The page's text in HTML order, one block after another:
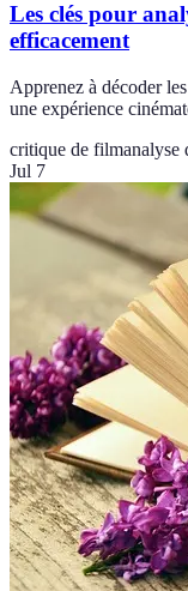
Les clés pour
efficacement
Apprenez à décoder
une expérience
critique de filmanalyse
Jul 7